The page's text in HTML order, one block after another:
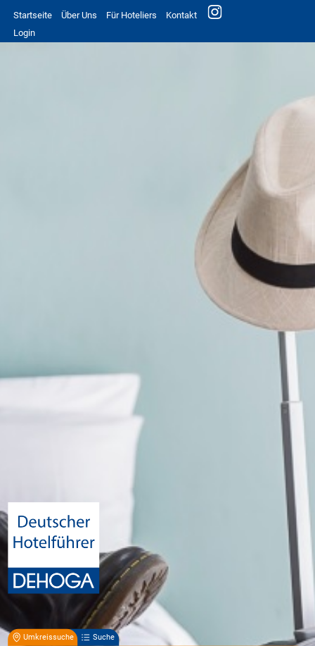
Startseite Über Uns Für Hoteliers
Kontakt
Login
Umkreissuche Suche